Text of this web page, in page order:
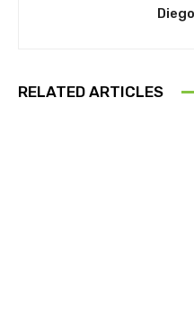
RELATED ARTICLES